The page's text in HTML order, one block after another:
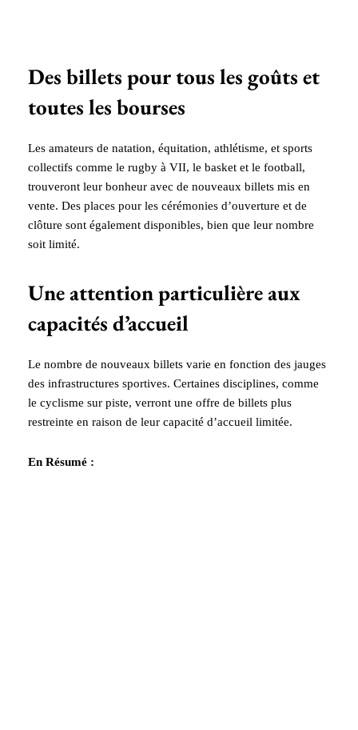
Des billets pour tous les goûts et
toutes les bourses
Les amateurs de natation, équitation, athlétisme, et sports
collectifs comme le rugby à VII, le basket et le football,
trouveront leur bonheur avec de nouveaux billets mis en
vente. Des places pour les cérémonies d’ouverture et de
clôture sont également disponibles, bien que leur nombre
soit limité.
Une attention particulière aux
capacités d’accueil
Le nombre de nouveaux billets varie en fonction des jauges
des infrastructures sportives. Certaines disciplines, comme
le cyclisme sur piste, verront une offre de billets plus
restreinte en raison de leur capacité d’accueil limitée.
En Résumé :